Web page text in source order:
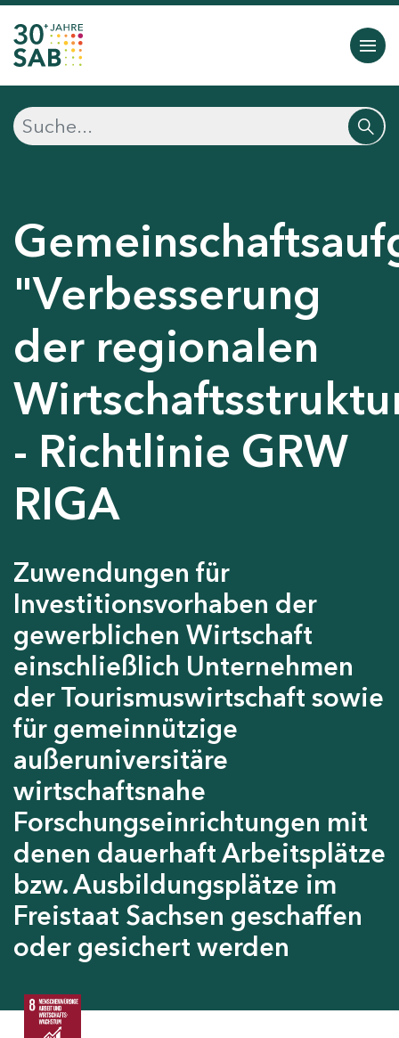
"Verbesserung
der regionalen
- Richtlinie GRW
RIGA
Zuwendungen für
Investitionsvorhaben der
gewerblichen Wirtschaft
einschließlich Unternehmen
der Tourismuswirtschaft sowie
für gemeinnützige
außeruniversitäre
wirtschaftsnahe
Forschungseinrichtungen mit
denen dauerhaft Arbeitsplätze
bzw. Ausbildungsplätze im
Freistaat Sachsen geschaffen
oder gesichert werden